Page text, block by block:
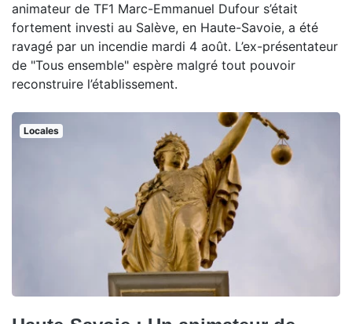
animateur de TF1 Marc-Emmanuel Dufour s’était
fortement investi au Salève, en Haute-Savoie, a été
ravagé par un incendie mardi 4 août. L’ex-présentateur
de "Tous ensemble" espère malgré tout pouvoir
reconstruire l’établissement.
Locales